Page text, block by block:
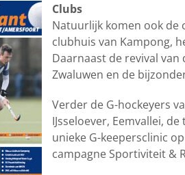
Clubs
Natuurlijk komen ook de
clubhuis van Kampong,
Daarnaast de revival van
Zwaluwen en de
Verder de G-hockeyers
IJsseloever, Eemvallei,
unieke G-keepersclinic
campagne Sportiviteit &